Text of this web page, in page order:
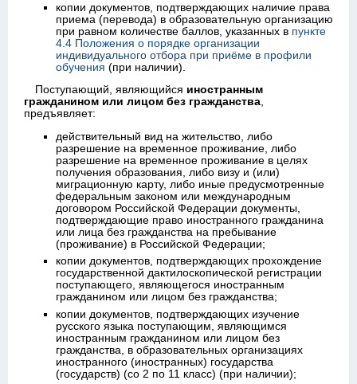
копии документов, подтверждающих наличие права
приема (перевода) в образовательную организацию
при равном количестве баллов, указанных в пункте
4.4 Положения о порядке организации
индивидуального отбора при приёме в профили
обучения (при наличии).
Поступающий, являющийся иностранным
гражданином или лицом без гражданства,
предъявляет:
действительный вид на жительство, либо
разрешение на временное проживание, либо
разрешение на временное проживание в целях
получения образования, либо визу и (или)
миграционную карту, либо иные предусмотренные
федеральным законом или международным
договором Российской Федерации документы,
подтверждающие право иностранного гражданина
или лица без гражданства на пребывание
(проживание) в Российской Федерации;
копии документов, подтверждающих прохождение
государственной дактилоскопической регистрации
поступающего, являющегося иностранным
гражданином или лицом без гражданства;
копии документов, подтверждающих изучение
русского языка поступающим, являющимся
иностранным гражданином или лицом без
гражданства, в образовательных организациях
иностранного (иностранных) государства
(государств) (со 2 по 11 класс) (при наличии);